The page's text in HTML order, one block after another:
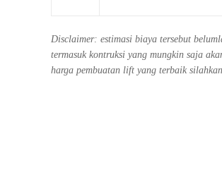
Disclaimer: estimasi biaya tersebut
termasuk kontruksi yang mungkin saja
harga pembuatan lift yang terbaik